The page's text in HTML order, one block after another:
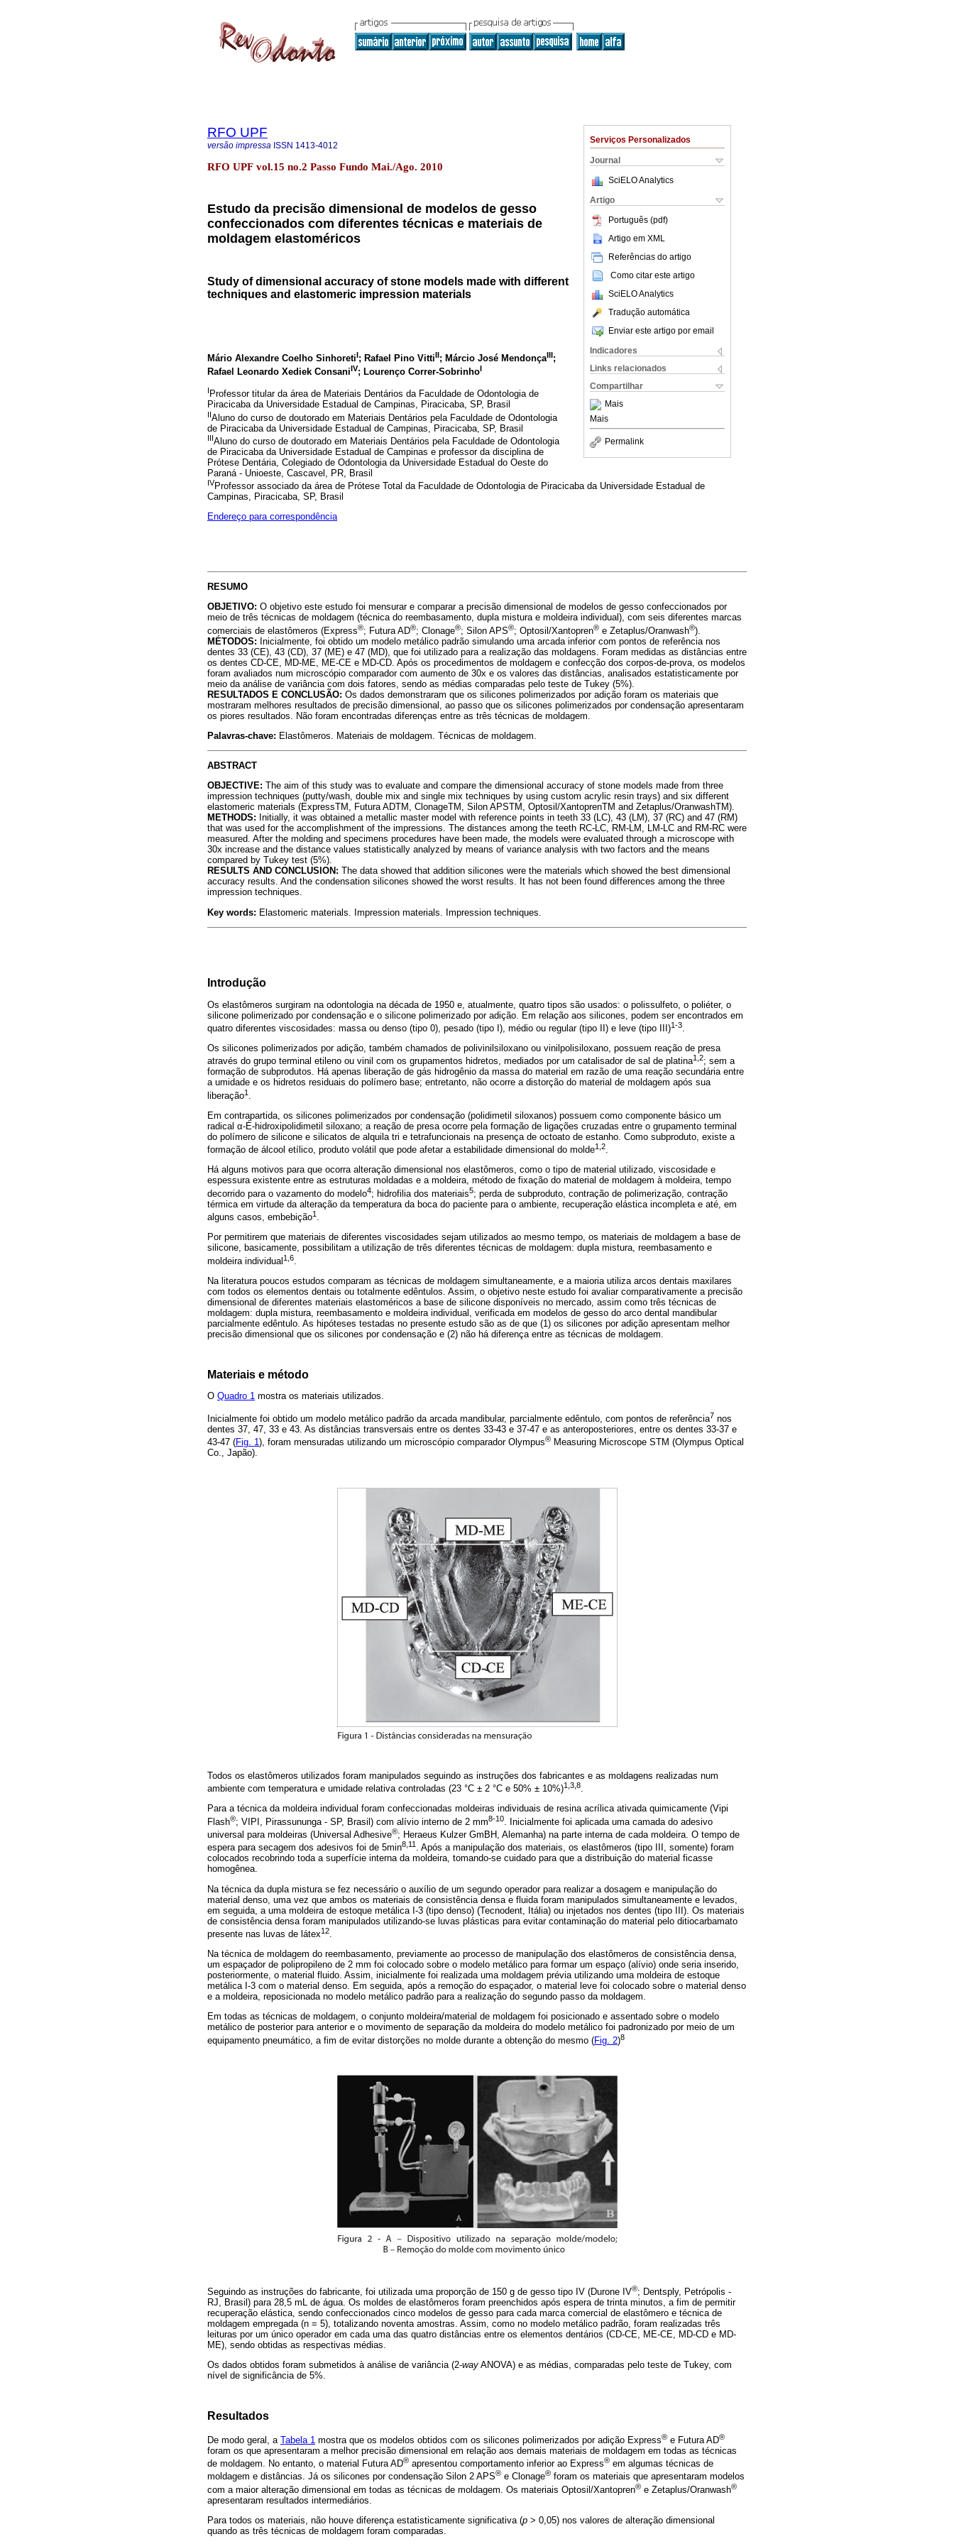
Serviços Personalizados
Journal
SciELO Analytics
Artigo
Português (pdf)
Artigo em XML
Referências do artigo
Como citar este artigo
SciELO Analytics
Tradução automática
Enviar este artigo por email
Indicadores
Links relacionados
Compartilhar
Mais
Mais
Permalink
RFO UPF
versão impressa ISSN 1413-4012
RFO UPF vol.15 no.2 Passo Fundo Mai./Ago. 2010
Estudo da precisão dimensional de modelos de gesso
confeccionados com diferentes técnicas e materiais de
moldagem elastoméricos
Study of dimensional accuracy of stone models made with different
techniques and elastomeric impression materials
Mário Alexandre Coelho SinhoretiI; Rafael Pino VittiII; Márcio José MendonçaIII;
Rafael Leonardo Xediek ConsaniIV; Lourenço Correr-SobrinhoI
I Professor titular da área de Materiais Dentários da Faculdade de Odontologia de
Piracicaba da Universidade Estadual de Campinas, Piracicaba, SP, Brasil
IIAluno do curso de doutorado em Materiais Dentários pela Faculdade de Odontologia
de Piracicaba da Universidade Estadual de Campinas, Piracicaba, SP, Brasil
IIIAluno do curso de doutorado em Materiais Dentários pela Faculdade de Odontologia
de Piracicaba da Universidade Estadual de Campinas e professor da disciplina de
Prótese Dentária, Colegiado de Odontologia da Universidade Estadual do Oeste do
Paraná - Unioeste, Cascavel, PR, Brasil
IVProfessor associado da área de Prótese Total da Faculdade de Odontologia de Piracicaba da Universidade Estadual de
Campinas, Piracicaba, SP, Brasil
Endereço para correspondência
RESUMO
OBJETIVO: O objetivo este estudo foi mensurar e comparar a precisão dimensional de modelos de gesso confeccionados por
meio de três técnicas de moldagem (técnica do reembasamento, dupla mistura e moldeira individual), com seis diferentes marcas
comerciais de elastômeros (Express®; Futura AD®; Clonage®; Silon APS®; Optosil/Xantopren® e Zetaplus/Oranwash®).
MÉTODOS: Inicialmente, foi obtido um modelo metálico padrão simulando uma arcada inferior com pontos de referência nos
dentes 33 (CE), 43 (CD), 37 (ME) e 47 (MD), que foi utilizado para a realização das moldagens. Foram medidas as distâncias entre
os dentes CD-CE, MD-ME, ME-CE e MD-CD. Após os procedimentos de moldagem e confecção dos corpos-de-prova, os modelos
foram avaliados num microscópio comparador com aumento de 30x e os valores das distâncias, analisados estatisticamente por
meio da análise de variância com dois fatores, sendo as médias comparadas pelo teste de Tukey (5%).
RESULTADOS E CONCLUSÃO: Os dados demonstraram que os silicones polimerizados por adição foram os materiais que
mostraram melhores resultados de precisão dimensional, ao passo que os silicones polimerizados por condensação apresentaram
os piores resultados. Não foram encontradas diferenças entre as três técnicas de moldagem.
Palavras-chave: Elastômeros. Materiais de moldagem. Técnicas de moldagem.
ABSTRACT
OBJECTIVE: The aim of this study was to evaluate and compare the dimensional accuracy of stone models made from three
impression techniques (putty/wash, double mix and single mix techniques by using custom acrylic resin trays) and six different
elastomeric materials (ExpressTM, Futura ADTM, ClonageTM, Silon APSTM, Optosil/XantoprenTM and Zetaplus/OranwashTM).
METHODS: Initially, it was obtained a metallic master model with reference points in teeth 33 (LC), 43 (LM), 37 (RC) and 47 (RM)
that was used for the accomplishment of the impressions. The distances among the teeth RC-LC, RM-LM, LM-LC and RM-RC were
measured. After the molding and specimens procedures have been made, the models were evaluated through a microscope with
30x increase and the distance values statistically analyzed by means of variance analysis with two factors and the means
compared by Tukey test (5%).
RESULTS AND CONCLUSION: The data showed that addition silicones were the materials which showed the best dimensional
accuracy results. And the condensation silicones showed the worst results. It has not been found differences among the three
impression techniques.
Key words: Elastomeric materials. Impression materials. Impression techniques.
Introdução
Os elastômeros surgiram na odontologia na década de 1950 e, atualmente, quatro tipos são usados: o polissulfeto, o poliéter, o
silicone polimerizado por condensação e o silicone polimerizado por adição. Em relação aos silicones, podem ser encontrados em
quatro diferentes viscosidades: massa ou denso (tipo 0), pesado (tipo I), médio ou regular (tipo II) e leve (tipo III)1-3
Os silicones polimerizados por adição, também chamados de polivinilsiloxano ou vinilpolisiloxano, possuem reação de presa
através do grupo terminal etileno ou vinil com os grupamentos hidretos, mediados por um catalisador de sal de platina1,2; sem a
formação de subprodutos. Há apenas liberação de gás hidrogênio da massa do material em razão de uma reação secundária entre
a umidade e os hidretos residuais do polímero base; entretanto, não ocorre a distorção do material de moldagem após sua
liberação1
Em contrapartida, os silicones polimerizados por condensação (polidimetil siloxanos) possuem como componente básico um
radical α-É-hidroxipolidimetil siloxano; a reação de presa ocorre pela formação de ligações cruzadas entre o grupamento terminal
do polímero de silicone e silicatos de alquila tri e tetrafuncionais na presença de octoato de estanho. Como subproduto, existe a
formação de álcool etílico, produto volátil que pode afetar a estabilidade dimensional do molde1,2.
Há alguns motivos para que ocorra alteração dimensional nos elastômeros, como o tipo de material utilizado, viscosidade e
espessura existente entre as estruturas moldadas e a moldeira, método de fixação do material de moldagem à moldeira, tempo
decorrido para o vazamento do modelo4; hidrofilia dos materiais5; perda de subproduto, contração de polimerização, contração
térmica em virtude da alteração da temperatura da boca do paciente para o ambiente, recuperação elástica incompleta e até, em
alguns casos, embebição1 .
Por permitirem que materiais de diferentes viscosidades sejam utilizados ao mesmo tempo, os materiais de moldagem a base de
silicone, basicamente, possibilitam a utilização de três diferentes técnicas de moldagem: dupla mistura, reembasamento e
moldeira individual1,6
Na literatura poucos estudos comparam as técnicas de moldagem simultaneamente, e a maioria utiliza arcos dentais maxilares
com todos os elementos dentais ou totalmente edêntulos. Assim, o objetivo neste estudo foi avaliar comparativamente a precisão
dimensional de diferentes materiais elastoméricos a base de silicone disponíveis no mercado, assim como três técnicas de
moldagem: dupla mistura, reembasamento e moldeira individual, verificada em modelos de gesso do arco dental mandibular
parcialmente edêntulo. As hipóteses testadas no presente estudo são as de que (1) os silicones por adição apresentam melhor
precisão dimensional que os silicones por condensação e (2) não há diferença entre as técnicas de moldagem.
Materiais e método
O Quadro 1 mostra os materiais utilizados.
Inicialmente foi obtido um modelo metálico padrão da arcada mandibular, parcialmente edêntulo, com pontos de referência7 nos
dentes 37, 47, 33 e 43. As distâncias transversais entre os dentes 33-43 e 37-47 e as anteroposteriores, entre os dentes 33-37 e
43-47 (Fig. 1), foram mensuradas utilizando um microscópio comparador Olympus® Measuring Microscope STM (Olympus Optical
Co., Japão).
Todos os elastômeros utilizados foram manipulados seguindo as instruções dos fabricantes e as moldagens realizadas num
ambiente com temperatura e umidade relativa controladas (23 °C ± 2 °C e 50% ± 10%)1,3,8.
Para a técnica da moldeira individual foram confeccionadas moldeiras individuais de resina acrílica ativada quimicamente (Vipi
Flash®; VIPI, Pirassununga - SP, Brasil) com alívio interno de 2 mm8-10
. Inicialmente foi aplicada uma camada do adesivo
universal para moldeiras (Universal Adhesive®; Heraeus Kulzer GmBH, Alemanha) na parte interna de cada moldeira. O tempo de
espera para secagem dos adesivos foi de 5min8,11 . Após a manipulação dos materiais, os elastômeros (tipo III, somente) foram
colocados recobrindo toda a superfície interna da moldeira, tomando-se cuidado para que a distribuição do material ficasse
homogênea.
Na técnica da dupla mistura se fez necessário o auxílio de um segundo operador para realizar a dosagem e manipulação do
material denso, uma vez que ambos os materiais de consistência densa e fluida foram manipulados simultaneamente e levados,
em seguida, a uma moldeira de estoque metálica I-3 (tipo denso) (Tecnodent, Itália) ou injetados nos dentes (tipo III). Os materiais
de consistência densa foram manipulados utilizando-se luvas plásticas para evitar contaminação do material pelo ditiocarbamato
presente nas luvas de látex12
Na técnica de moldagem do reembasamento, previamente ao processo de manipulação dos elastômeros de consistência densa,
um espaçador de polipropileno de 2 mm foi colocado sobre o modelo metálico para formar um espaço (alívio) onde seria inserido,
posteriormente, o material fluido. Assim, inicialmente foi realizada uma moldagem prévia utilizando uma moldeira de estoque
metálica I-3 com o material denso. Em seguida, após a remoção do espaçador, o material leve foi colocado sobre o material denso
e a moldeira, reposicionada no modelo metálico padrão para a realização do segundo passo da moldagem.
Em todas as técnicas de moldagem, o conjunto moldeira/material de moldagem foi posicionado e assentado sobre o modelo
metálico de posterior para anterior e o movimento de separação da moldeira do modelo metálico foi padronizado por meio de um
equipamento pneumático, a fim de evitar distorções no molde durante a obtenção do mesmo (Fig. 2)8
Seguindo as instruções do fabricante, foi utilizada uma proporção de 150 g de gesso tipo IV (Durone IV®; Dentsply, Petrópolis -
RJ, Brasil) para 28,5 mL de água. Os moldes de elastômeros foram preenchidos após espera de trinta minutos, a fim de permitir
recuperação elástica, sendo confeccionados cinco modelos de gesso para cada marca comercial de elastômero e técnica de
moldagem empregada (n = 5), totalizando noventa amostras. Assim, como no modelo metálico padrão, foram realizadas três
leituras por um único operador em cada uma das quatro distâncias entre os elementos dentários (CD-CE, ME-CE, MD-CD e MD-
ME), sendo obtidas as respectivas médias.
Os dados obtidos foram submetidos à análise de variância (2-way ANOVA) e as médias, comparadas pelo teste de Tukey, com
nível de significância de 5%.
Resultados
De modo geral, a Tabela 1 mostra que os modelos obtidos com os silicones polimerizados por adição Express® e Futura AD®
foram os que apresentaram a melhor precisão dimensional em relação aos demais materiais de moldagem em todas as técnicas
de moldagem. No entanto, o material Futura AD® apresentou comportamento inferior ao Express® em algumas técnicas de
moldagem e distâncias. Já os silicones por condensação Silon 2 APS® e Clonage® foram os materiais que apresentaram modelos
com a maior alteração dimensional em todas as técnicas de moldagem. Os materiais Optosil/Xantopren® e Zetaplus/Oranwash®
apresentaram resultados intermediários.
Para todos os materiais, não houve diferença estatisticamente significativa (p > 0,05) nos valores de alteração dimensional
quando as três técnicas de moldagem foram comparadas.